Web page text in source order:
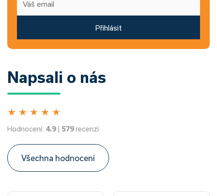
Přihlásit
Napsali o nás
★ ★ ★ ★ ★
Hodnocení: 4.9 | 579recenzí
Všechna hodnocení